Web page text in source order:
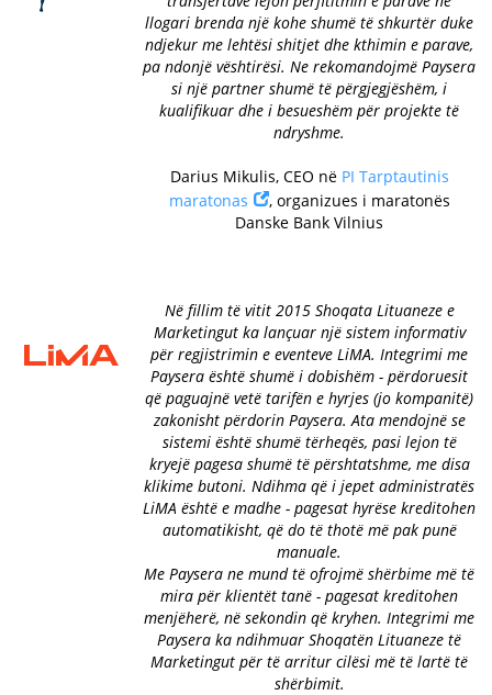
llogari brenda një kohe shumë të shkurtër duke
ndjekur me lehtësi shitjet dhe kthimin e parave,
pa ndonjë vështirësi. Ne rekomandojmë Paysera
si një partner shumë të përgjegjëshëm, i
kualifikuar dhe i besueshëm për projekte të
ndryshme.
Darius Mikulis, CEO në PI Tarptautinis
maratonas
, organizues i maratonës
Danske Bank Vilnius
Në fillim të vitit 2015 Shoqata Lituaneze e
Marketingut ka lançuar një sistem informativ
për regjistrimin e eventeve LiMA. Integrimi me
Paysera është shumë i dobishëm - përdoruesit
që paguajnë vetë tarifën e hyrjes (jo kompanitë)
zakonisht përdorin Paysera. Ata mendojnë se
sistemi është shumë tërheqës, pasi lejon të
kryejë pagesa shumë të përshtatshme, me disa
klikime butoni. Ndihma që i jepet administratës
LiMA është e madhe - pagesat hyrëse kreditohen
automatikisht, që do të thotë më pak punë
manuale.
Me Paysera ne mund të ofrojmë shërbime më të
mira për klientët tanë - pagesat kreditohen
menjëherë, në sekondin që kryhen. Integrimi me
Paysera ka ndihmuar Shoqatën Lituaneze të
Marketingut për të arritur cilësi më të lartë të
shërbimit.